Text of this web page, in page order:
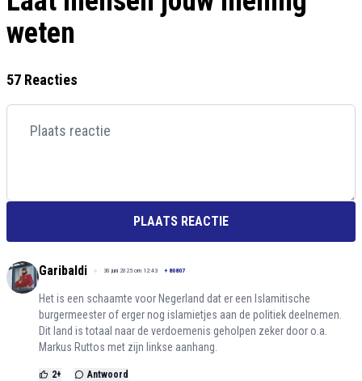
weten
57 Reacties
PLAATS REACTIE
Garibaldi 30 juni 2025 om 12:43 + 80807
Het is een schaamte voor Negerland dat er een Islamitische
burgermeester of erger nog islamietjes aan de politiek deelnemen.
Dit land is totaal naar de verdoemenis geholpen zeker door o.a.
Markus Ruttos met zijn linkse aanhang.
2+ Antwoord